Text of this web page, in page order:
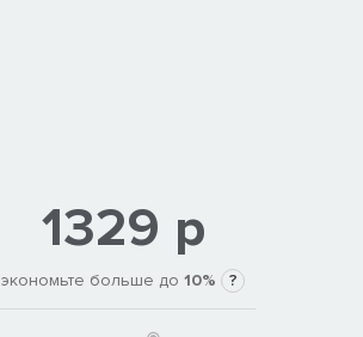
1329 р
экономьте больше до10% ?